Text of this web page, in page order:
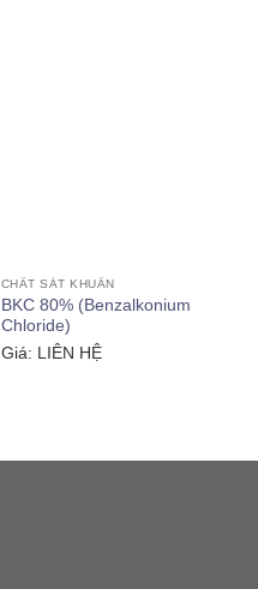
CHẤT SÁT KHUẨN
BKC 80% (Benzalkonium
Chloride)
Giá: LIÊN HỆ